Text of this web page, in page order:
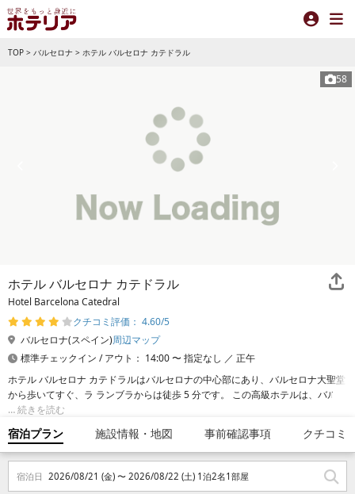
TOP > バルセロナ > ホテル バルセロナ カテドラル
58
ホテル バルセロナ カテドラル
Hotel Barcelona Catedral
クチコミ評価： 4.60/5
バルセロナ(スペイン)周辺マップ
標準チェックイン / アウト： 14:00 〜 指定なし ／ 正午
ホテル バルセロナ カテドラルはバルセロナの中心部にあり、バルセロナ大聖堂
から歩いてすぐ、ラ ランブラからは徒歩 5 分です。 この高級ホテルは、バルセ
ロネータ ビーチまで 2 km、プエルト デ バルセロナまで 2.8 km の場所にあり
ます。
続きを読む
宿泊プラン 施設情報・地図 事前確認事項 クチコミ
宿泊日 2026/08/21 (金) 〜 2026/08/22 (土) 1泊2名1部屋